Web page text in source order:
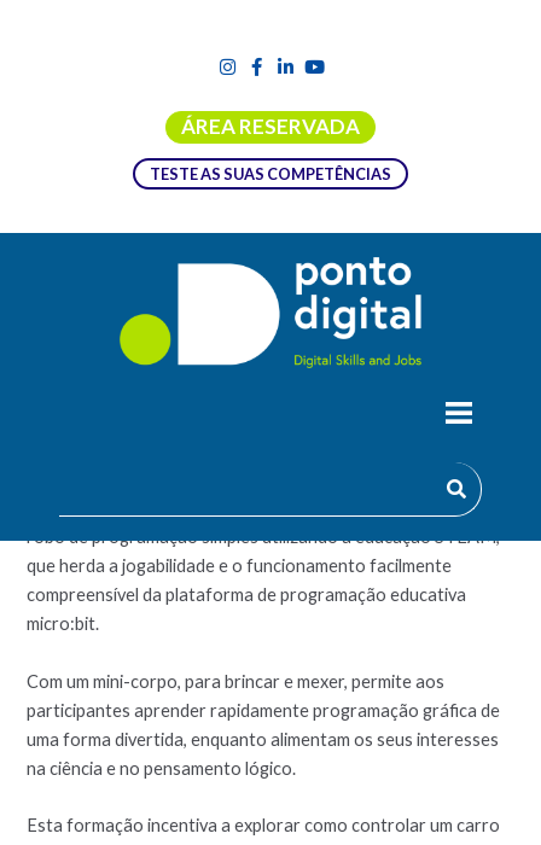
ÁREA RESERVADA
TESTE AS SUAS COMPETÊNCIAS
CONSTRÓI E PROGRAMA O TEU ROBÔ
Através da placa educativa micro:bit é possível construir um
robô de programação simples utilizando a educação STEAM,
que herda a jogabilidade e o funcionamento facilmente
compreensível da plataforma de programação educativa
micro:bit.
Com um mini-corpo, para brincar e mexer, permite aos
participantes aprender rapidamente programação gráfica de
uma forma divertida, enquanto alimentam os seus interesses
na ciência e no pensamento lógico.
Esta formação incentiva a explorar como controlar um carro